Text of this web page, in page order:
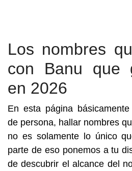
Los nombres
con Banu que
en 2026
En esta página
de persona, hallar nombres
no es solamente lo único
parte de eso ponemos a tu
de descubrir el alcance del